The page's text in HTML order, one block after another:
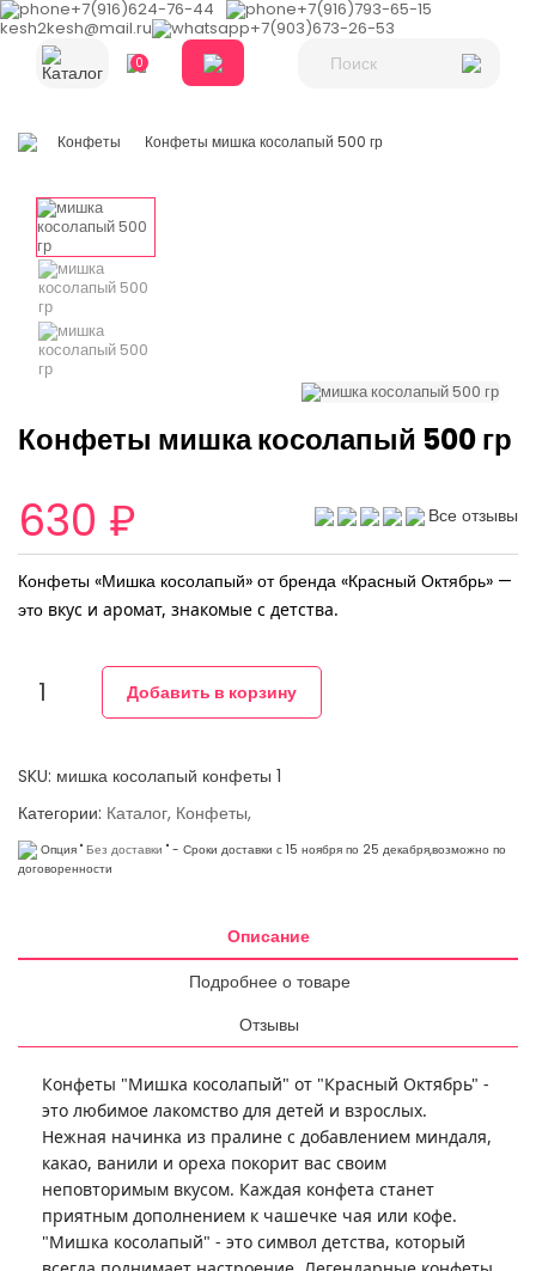
+7(916)624-76-44
+7(916)793-65-15
kesh2kesh@mail.ru
+7(903)673-26-53
Каталог 0
Конфеты Конфеты мишка косолапый 500 гр
Конфеты мишка косолапый 500 гр
630 ₽ Все отзывы
Конфеты «Мишка косолапый» от бренда «Красный Октябрь» —
это вкус и аромат, знакомые с детства.
Добавить в корзину
SKU: мишка косолапый конфеты 1
Категории: Каталог, Конфеты,
Опция " Без доставки " - Сроки доставки с 15 ноября по 25 декабря,возможно по
договоренности
Описание
Подробнее о товаре
Отзывы
Конфеты "Мишка косолапый" от "Красный Октябрь" -
это любимое лакомство для детей и взрослых.
Нежная начинка из пралине с добавлением миндаля,
какао, ванили и ореха покорит вас своим
неповторимым вкусом. Каждая конфета станет
приятным дополнением к чашечке чая или кофе.
"Мишка косолапый" - это символ детства, который